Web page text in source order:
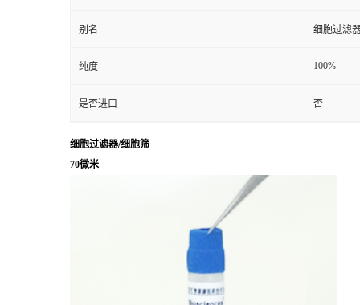
别名 细胞过滤
纯度 100%
是否进口 否
细胞过滤器/细胞筛
70微米